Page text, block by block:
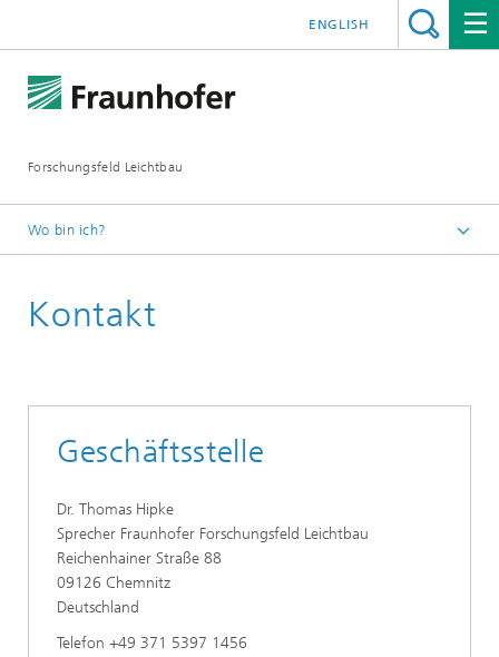
Forschungsfeld Leichtbau
ENGLISH
Wo bin ich?
Kontakt
Geschäftsstelle
Dr. Thomas Hipke
Sprecher Fraunhofer Forschungsfeld Leichtbau
Reichenhainer Straße 88
09126 Chemnitz
Deutschland
Telefon +49 371 5397 1456